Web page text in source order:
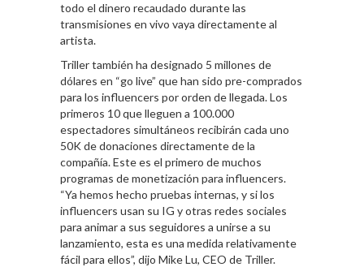
todo el dinero recaudado durante las
transmisiones en vivo vaya directamente al
artista.
Triller también ha designado 5 millones de
dólares en “go live” que han sido pre-comprados
para los influencers por orden de llegada. Los
primeros 10 que lleguen a 100.000
espectadores simultáneos recibirán cada uno
50K de donaciones directamente de la
compañía. Este es el primero de muchos
programas de monetización para influencers.
“Ya hemos hecho pruebas internas, y si los
influencers usan su IG y otras redes sociales
para animar a sus seguidores a unirse a su
lanzamiento, esta es una medida relativamente
fácil para ellos”, dijo Mike Lu, CEO de Triller.